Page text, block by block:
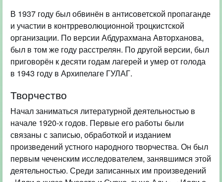
В 1937 году был обвинён в антисоветской пропаганде
и участии в контрреволюционной троцкистской
организации. По версии Абдурахмана Авторханова,
был в том же году расстрелян. По другой версии, был
приговорён к десяти годам лагерей и умер от голода
в 1943 году в Архипелаге ГУЛАГ.
Творчество
Начал заниматься литературной деятельностью в
начале 1920-х годов. Первые его работы были
связаны с записью, обработкой и изданием
произведений устного народного творчества. Он был
первым чеченским исследователем, занявшимся этой
деятельностью. Среди записанных им произведений